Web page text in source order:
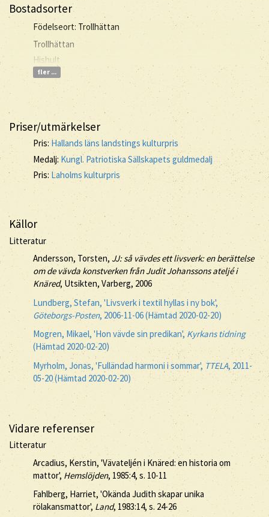
Bostadsorter
Födelseort: Trollhättan
Trollhättan
Hishult
fler ...
Priser/utmärkelser
Pris: Hallands läns landstings kulturpris
Medalj: Kungl. Patriotiska Sällskapets guldmedalj
Pris: Laholms kulturpris
Källor
Litteratur
Andersson, Torsten, JJ: så vävdes ett livsverk: en berättelse
om de vävda konstverken från Judit Johanssons ateljé i
Knäred, Utsikten, Varberg, 2006
Lundberg, Stefan, 'Livsverk i textil hyllas i ny bok',
Göteborgs-Posten, 2006-11-06 (Hämtad 2020-02-20)
Mogren, Mikael, 'Hon vävde sin predikan', Kyrkans tidning
(Hämtad 2020-02-20)
Myrholm, Jonas, 'Fulländad harmoni i sommar', TTELA, 2011-
05-20 (Hämtad 2020-02-20)
Vidare referenser
Litteratur
Arcadius, Kerstin, 'Vävateljén i Knäred: en historia om
mattor', Hemslöjden, 1985:4, s. 10-11
Fahlberg, Harriet, 'Okända Judith skapar unika
rölakansmattor',Land, 1983:14, s. 24-26